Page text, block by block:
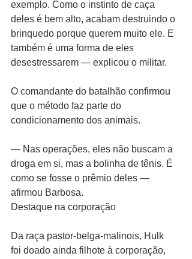
exemplo. Como o instinto de caça
deles é bem alto, acabam destruindo o
brinquedo porque querem muito ele. E
também é uma forma de eles
desestressarem — explicou o militar.
O comandante do batalhão confirmou
que o método faz parte do
condicionamento dos animais.
— Nas operações, eles não buscam a
droga em si, mas a bolinha de tênis. É
como se fosse o prêmio deles —
afirmou Barbosa.
Destaque na corporação
Da raça pastor-belga-malinois, Hulk
foi doado ainda filhote à corporação,